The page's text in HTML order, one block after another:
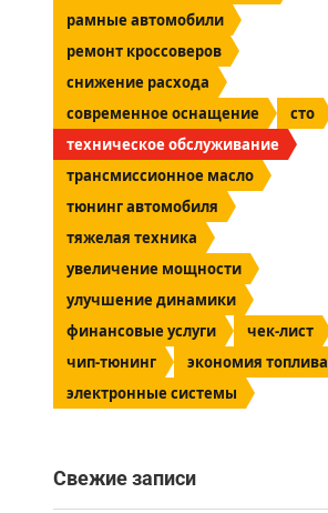
рамные автомобили
ремонт кроссоверов
снижение расхода
современное оснащение
сто
техническое обслуживание
трансмиссионное масло
тюнинг автомобиля
тяжелая техника
увеличение мощности
улучшение динамики
финансовые услуги
чек-лист
чип-тюнинг
экономия топлива
электронные системы
Свежие записи